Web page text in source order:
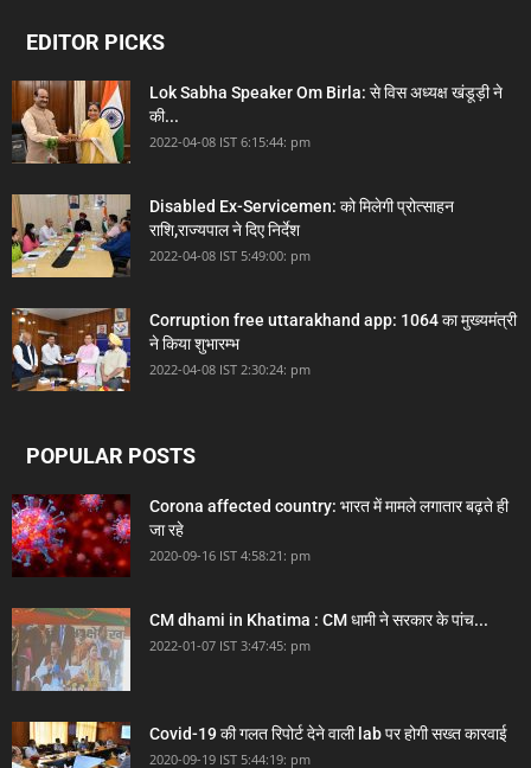
EDITOR PICKS
Lok Sabha Speaker Om Birla: से विस अध्यक्ष खंडूड़ी ने
की...
2022-04-08 IST 6:15:44: pm
Disabled Ex-Servicemen: को मिलेगी प्रोत्साहन
राशि,राज्यपाल ने दिए निर्देश
2022-04-08 IST 5:49:00: pm
Corruption free uttarakhand app: 1064 का मुख्यमंत्री
ने किया शुभारम्भ
2022-04-08 IST 2:30:24: pm
POPULAR POSTS
Corona affected country: भारत में मामले लगातार बढ़ते ही
जा रहे
2020-09-16 IST 4:58:21: pm
CM dhami in Khatima : CM धामी ने सरकार के पांच...
2022-01-07 IST 3:47:45: pm
Covid-19 की गलत रिपोर्ट देने वाली lab पर होगी सख्त कारवाई
2020-09-19 IST 5:44:19: pm